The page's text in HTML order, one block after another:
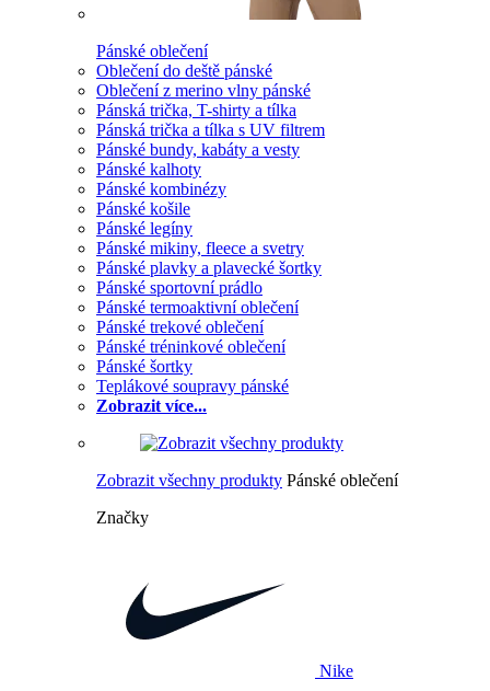
Pánské oblečení
Oblečení do deště pánské
Oblečení z merino vlny pánské
Pánská trička, T-shirty a tílka
Pánská trička a tílka s UV filtrem
Pánské bundy, kabáty a vesty
Pánské kalhoty
Pánské kombinézy
Pánské košile
Pánské legíny
Pánské mikiny, fleece a svetry
Pánské plavky a plavecké šortky
Pánské sportovní prádlo
Pánské termoaktivní oblečení
Pánské trekové oblečení
Pánské tréninkové oblečení
Pánské šortky
Teplákové soupravy pánské
Zobrazit více...
Zobrazit všechny produkty Pánské oblečení
Značky
Nike